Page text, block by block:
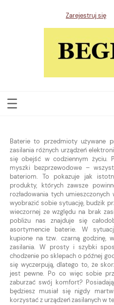
Zarejestruj się
Baterie to przedmioty używane
zasilania różnych urządzeń
się obejść w codziennym życiu.
myszki bezprzewodowe –
bateriom. To pokazuje jak
produkty, których zawsze
rozładowania tych
wyobrazić sobie sytuację, budzik
wieczornej ze względu na brak
pobliżu nas znajduje się
asortymencie baterie. W
kupione na tzw. czarną godzinę,
zasilania. W prosty i szybki
chodzenie po sklepach o późnej
się wyczerpują, dlatego to, że
jest pewne. Po co więc sobie
zaburzać swój komfort?
będziesz musiał się nigdy
korzystać z urządzeń zasilanych w